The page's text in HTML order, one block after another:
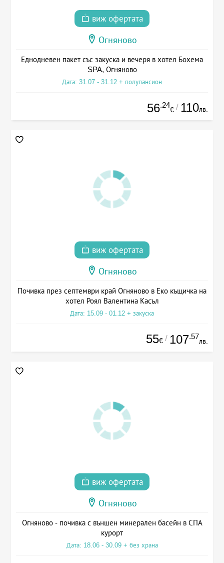
виж офертата
Огняново
Еднодневен пакет със закуска и вечеря в хотел Бохема
SPA, Огняново
Дата: 31.07 - 31.12 + полупансион
56.24
€ / 110лв.
виж офертата
Огняново
Почивка през септември край Огняново в Еко къщичка на
хотел Роял Валентина Касъл
Дата: 15.09 - 01.12 + закуска
55€ / 107.57
лв.
виж офертата
Огняново
Огняново - почивка с външен минерален басейн в СПА
курорт
Дата: 18.06 - 30.09 + без храна